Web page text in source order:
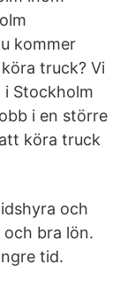
kommer
truck? Vi
Stockholm
i en större
köra truck
och
bra lön.
tid.